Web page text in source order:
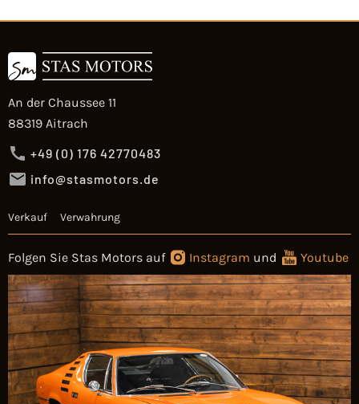
An der Chaussee 11
88319 Aitrach
+49 (0) 176 42770483
info@stasmotors.de
Verkauf Verwahrung
Folgen Sie Stas Motors auf Instagram und Youtube